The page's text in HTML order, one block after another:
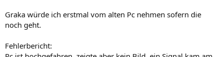
Graka würde ich erstmal vom alten Pc nehmen sofern die
noch geht.
Fehlerbericht: